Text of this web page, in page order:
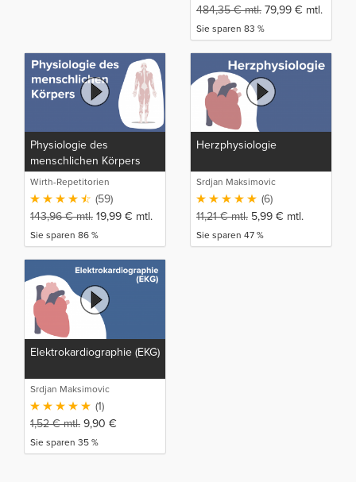
484,35€mtl. 79,99 € mtl.
Sie sparen 83 %
Physiologie des
menschlichen Körpers
Wirth-Repetitorien
(59)
143,96€mtl. 19,99 € mtl.
Sie sparen 86 %
Herzphysiologie
Srdjan Maksimovic
(6)
11,21€mtl. 5,99 € mtl.
Sie sparen 47 %
Elektrokardiographie (EKG)
Srdjan Maksimovic
(1)
1,52€mtl. 9,90 €
Sie sparen 35 %